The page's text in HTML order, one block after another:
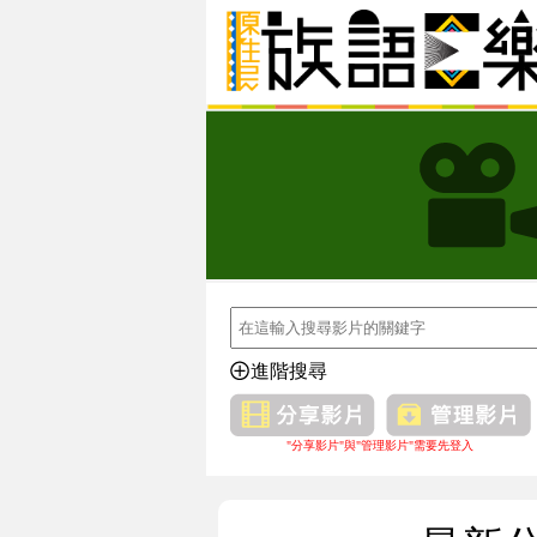
進階搜尋
"分享影片"與"管理影片"需要先登入